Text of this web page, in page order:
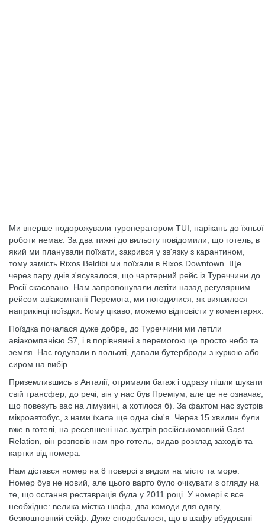
Ми вперше подорожували туроператором TUI, нарікань до їхньої
роботи немає. За два тижні до вильоту повідомили, що готель, в
який ми планували поїхати, закрився у зв'язку з карантином,
тому замість Rixos Beldibi ми поїхали в Rixos Downtown. Ще
через пару днів з'ясувалося, що чартерний рейс із Туреччини до
Росії скасовано. Нам запропонували летіти назад регулярним
рейсом авіакомпанії Перемога, ми погодилися, як виявилося
наприкінці поїздки. Кому цікаво, можемо відповісти у коментарях.
Поїздка почалася дуже добре, до Туреччини ми летіли
авіакомпанією S7, і в порівнянні з перемогою це просто небо та
земля. Нас годували в польоті, давали бутерброди з куркою або
сиром на вибір.
Приземлившись в Анталії, отримали багаж і одразу пішли шукати
свій трансфер, до речі, він у нас був Преміум, але це не означає,
що повезуть вас на лімузині, а хотілося б). За фактом нас зустрів
мікроавтобус, з нами їхала ще одна сім'я. Через 15 хвилин були
вже в готелі, на ресепшені нас зустрів російськомовний Gast
Relation, він розповів нам про готель, видав розклад заходів та
картки від номера.
Нам дістався номер на 8 поверсі з видом на місто та море.
Номер був не новий, але цього варто було очікувати з огляду на
те, що остання реставрація була у 2011 році. У номері є все
необхідне: велика містка шафа, два комоди для одягу,
безкоштовний сейф. Дуже сподобалося, що в шафу вбудовані